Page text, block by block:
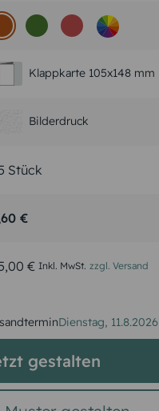
Klappkarte 105x148 mm
Bilderdruck
€
€ Inkl. MwSt. zzgl. Versand
Dienstag, 11.8.2026
gestalten